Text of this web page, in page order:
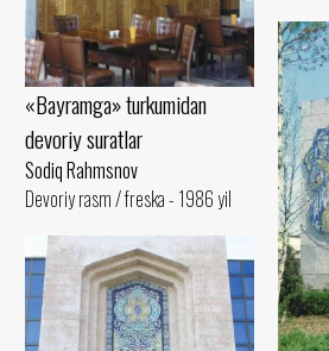
«Bayramga» turkumidan
devoriy suratlar
Sodiq Rahmsnov
Devoriy rasm / freska - 1986 yil